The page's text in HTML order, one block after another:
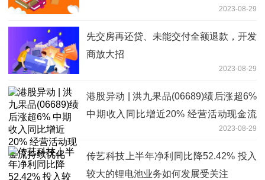
2023-08-29
先交房再还贷、未能交付全额退款，开发
商放大招
2023-08-29
港股异动 | 洪九果品(06689)绩后涨超6%
中期收入同比增近20% 经营活动现金流
2023-08-29
传艺科技上半年净利同比降52.42% 投入
较大的锂电池业务如何发展受关注